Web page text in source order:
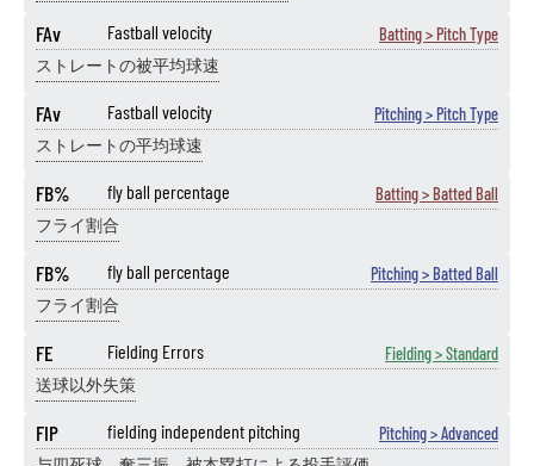
FAv Fastball velocity Batting > Pitch Type
ストレートの被平均球速
FAv Fastball velocity Pitching > Pitch Type
ストレートの平均球速
FB% fly ball percentage Batting > Batted Ball
フライ割合
FB% fly ball percentage Pitching > Batted Ball
フライ割合
FE Fielding Errors Fielding > Standard
送球以外失策
FIP fielding independent pitching Pitching > Advanced